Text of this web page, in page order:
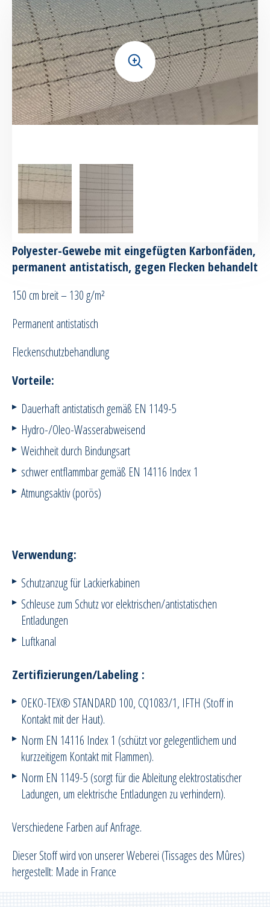
+
Polyester-Gewebe mit eingefügten Karbonfäden,
permanent antistatisch, gegen Flecken behandelt
150 cm breit – 130 g/m²
Permanent antistatisch
Fleckenschutzbehandlung
Vorteile:
Dauerhaft antistatisch gemäß EN 1149-5
Hydro-/Oleo-Wasserabweisend
Weichheit durch Bindungsart
schwer entflammbar gemäß EN 14116 Index 1
Atmungsaktiv (porös)
Verwendung:
Schutzanzug für Lackierkabinen
Schleuse zum Schutz vor elektrischen/antistatischen
Entladungen
Luftkanal
Zertifizierungen/Labeling :
OEKO-TEX® STANDARD 100, CQ1083/1, IFTH (Stoff in
Kontakt mit der Haut).
Norm EN 14116 Index 1 (schützt vor gelegentlichem und
kurzzeitigem Kontakt mit Flammen).
Norm EN 1149-5 (sorgt für die Ableitung elektrostatischer
Ladungen, um elektrische Entladungen zu verhindern).
Verschiedene Farben auf Anfrage.
Dieser Stoff wird von unserer Weberei (Tissages des Mûres)
hergestellt: Made in France